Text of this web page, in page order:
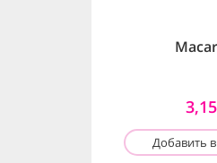
Добавить